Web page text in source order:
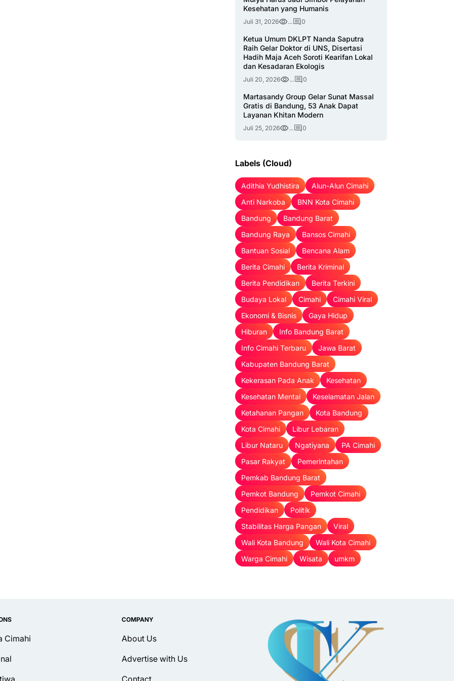
Kesehatan yang Humanis
Juli 31, 2026 ... 0
Ketua Umum DKLPT Nanda Saputra
Raih Gelar Doktor di UNS, Disertasi
Hadih Maja Aceh Soroti Kearifan Lokal
dan Kesadaran Ekologis
Juli 20, 2026 ... 0
Martasandy Group Gelar Sunat Massal
Gratis di Bandung, 53 Anak Dapat
Layanan Khitan Modern
Juli 25, 2026 ... 0
Labels (Cloud)
Adithia Yudhistira
Alun-Alun Cimahi
Anti Narkoba
BNN Kota Cimahi
Bandung
Bandung Barat
Bandung Raya
Bansos Cimahi
Bantuan Sosial
Bencana Alam
Berita Cimahi
Berita Kriminal
Berita Pendidikan
Berita Terkini
Budaya Lokal
Cimahi
Cimahi Viral
Ekonomi & Bisnis
Gaya Hidup
Hiburan
Info Bandung Barat
Info Cimahi Terbaru
Jawa Barat
Kabupaten Bandung Barat
Kekerasan Pada Anak
Kesehatan
Kesehatan Mental
Keselamatan Jalan
Ketahanan Pangan
Kota Bandung
Kota Cimahi
Libur Lebaran
Libur Nataru
Ngatiyana
PA Cimahi
Pasar Rakyat
Pemerintahan
Pemkab Bandung Barat
Pemkot Bandung
Pemkot Cimahi
Pendidikan
Politik
Stabilitas Harga Pangan
Viral
Wali Kota Bandung
Wali Kota Cimahi
Warga Cimahi
Wisata umkm
Cimahi
COMPANY
About Us
Advertise with Us
Contact